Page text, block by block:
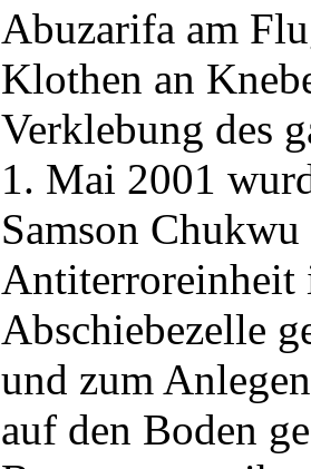
Abuzarifa am
Klothen an
Verklebung des
1. Mai 2001
Samson
Antiterroreinheit
Abschiebezelle
und zum
auf den Boden